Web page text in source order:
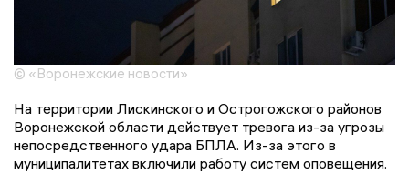
© «Воронежские новости»
На территории Лискинского и Острогожского районов
Воронежской области действует тревога из-за угрозы
непосредственного удара БПЛА. Из-за этого в
муниципалитетах включили работу систем оповещения.